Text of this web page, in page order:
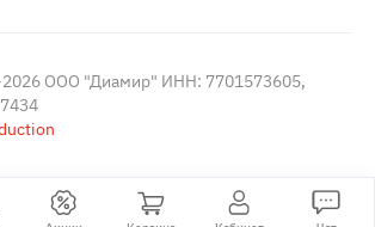
ООО "Диамир" ИНН: 7701573605,